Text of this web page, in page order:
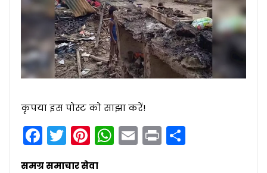
कृपया इस पोस्ट को साझा करें!
Facebook
Twitter
Pinterest
WhatsApp
Email
Print
समग्र समाचार सेवा